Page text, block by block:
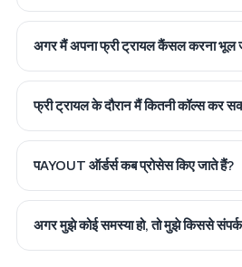
अगर मैं अपना फ्री ट्रायल कैंसल करना भूल
फ्री ट्रायल के दौरान मैं कितनी कॉल्स कर
पAYOUT ऑर्डर्स कब प्रोसेस किए जाते हैं?
अगर मुझे कोई समस्या हो, तो मुझे किससे संपर्क